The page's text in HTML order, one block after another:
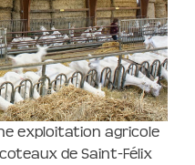
exploitation agricole
de Saint-Félix